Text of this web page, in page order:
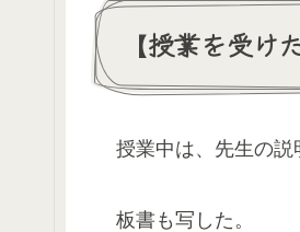
【授業を受け
授業中は、先生の説
板書も写した。